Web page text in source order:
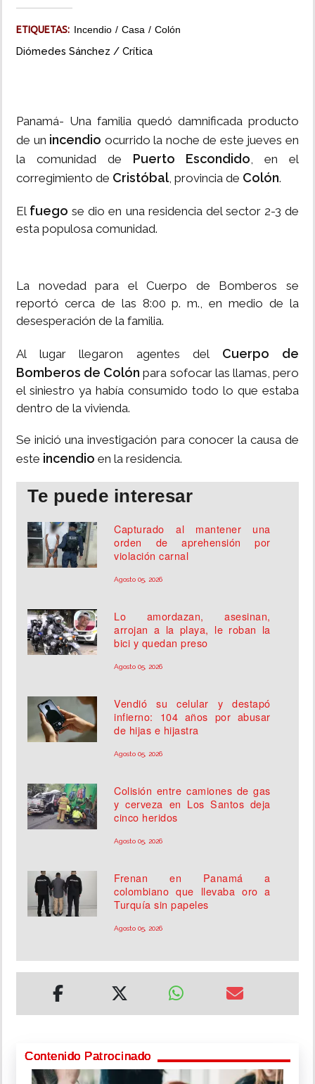
ETIQUETAS: Incendio Casa Colón
Diómedes Sánchez / Crítica
Panamá- Una familia quedó damnificada producto
de un incendio ocurrido la noche de este jueves en
la comunidad de Puerto Escondido, en el
corregimiento de Cristóbal, provincia de Colón.
El fuego se dio en una residencia del sector 2-3 de
esta populosa comunidad.
La novedad para el Cuerpo de Bomberos se
reportó cerca de las 8:00 p. m., en medio de la
desesperación de la familia.
Al lugar llegaron agentes del Cuerpo de
Bomberos de Colón para sofocar las llamas, pero
el siniestro ya había consumido todo lo que estaba
dentro de la vivienda.
Se inició una investigación para conocer la causa de
este incendio en la residencia.
Te puede interesar
Capturado al mantener una
orden de aprehensión por
violación carnal
Agosto 05, 2026
Lo amordazan, asesinan,
arrojan a la playa, le roban la
bici y quedan preso
Agosto 05, 2026
Vendió su celular y destapó
infierno: 104 años por abusar
de hijas e hijastra
Agosto 05, 2026
Colisión entre camiones de gas
y cerveza en Los Santos deja
cinco heridos
Agosto 05, 2026
Frenan en Panamá a
colombiano que llevaba oro a
Turquía sin papeles
Agosto 05, 2026
Contenido Patrocinado